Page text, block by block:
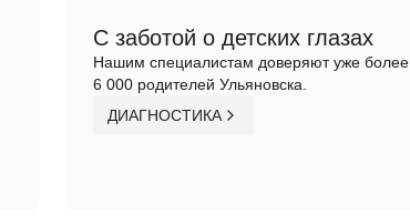
С заботой о детских глазах
Нашим специалистам доверяют уже более
6 000 родителей Ульяновска.
ДИАГНОСТИКА